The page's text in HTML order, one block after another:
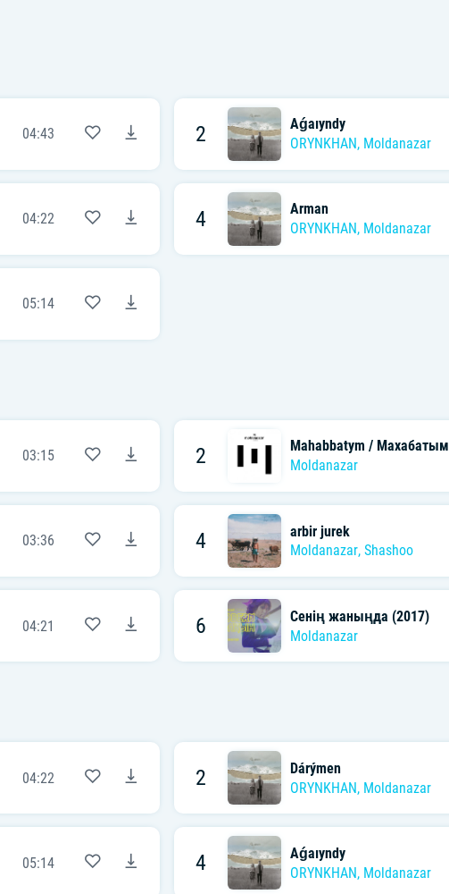
04:43 2
Aǵaıyndy
ORYNKHAN, Moldanazar
04:22 4
Arman
ORYNKHAN, Moldanazar
05:14
03:15 2
Mahabbatym / Махабатым
Moldanazar
03:36 4
arbir jurek
Moldanazar, Shashoo
04:21 6
Сенің жаныңда (2017)
Moldanazar
04:22 2
Dárýmen
ORYNKHAN, Moldanazar
05:14 4
Aǵaıyndy
ORYNKHAN, Moldanazar